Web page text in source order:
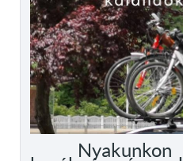
Nyakunkon